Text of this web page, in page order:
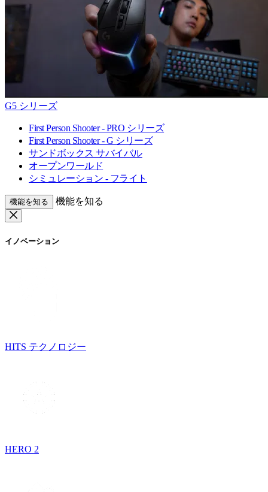
G5 シリーズ
First Person Shooter - PRO シリーズ
First Person Shooter - G シリーズ
サンドボックス サバイバル
オープンワールド
シミュレーション - フライト
機能を知る 機能を知る
イノベーション
HITS テクノロジー
HERO 2